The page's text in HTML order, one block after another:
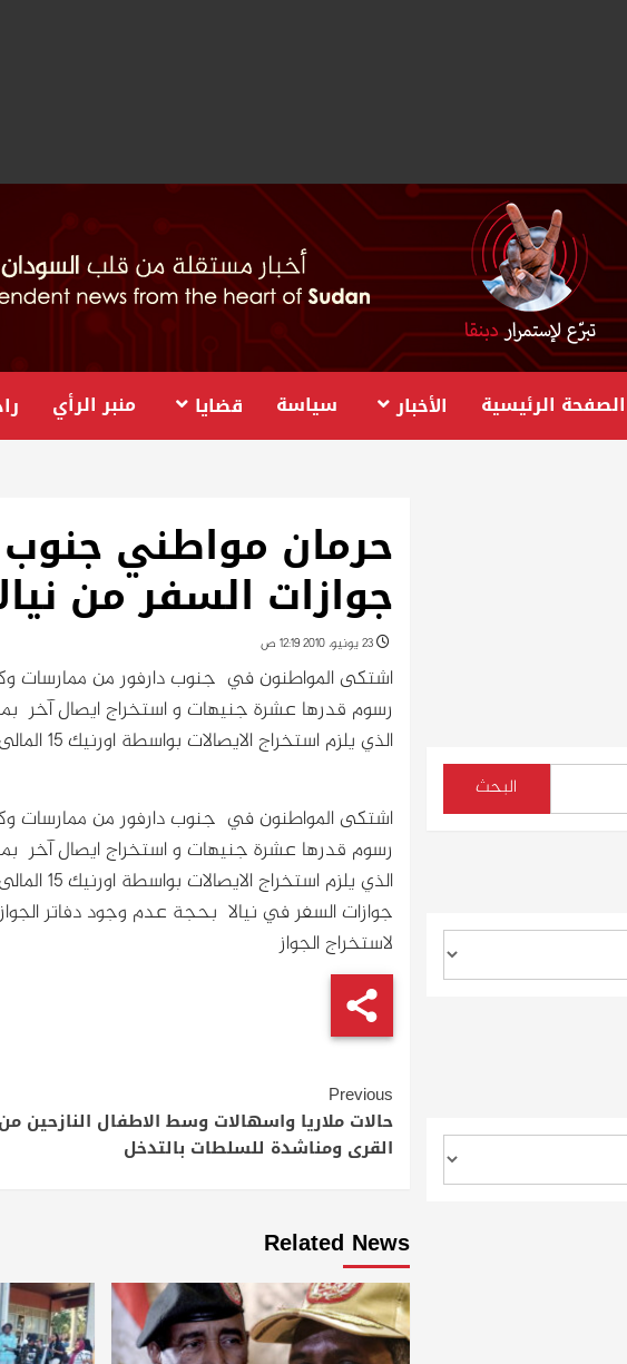
الصفحة الرئيسية الأخبار سياسة قضايا منبر الرأي
حرمان مواطني
جوازات السفر من
23 يونيو، 2010 12:19 ص
اشتكى المواطنون في جنوب دارفور من ممارسات
رسوم قدرها عشرة جنيهات و استخراج ايصال
الذي يلزم استخراج الايصالات بواسطة اورنيك 15 المالى
اشتكى المواطنون في جنوب دارفور من ممارسات
رسوم قدرها عشرة جنيهات و استخراج ايصال
الذي يلزم استخراج الايصالات بواسطة اورنيك 15 المالى
لاستخراج الجواز
Continue
Reading
Previous
حالات ملاريا واسهالات وسط الاطفال النازحين
القرى ومناشدة للسلطات بالتدخل
Related News
البحث